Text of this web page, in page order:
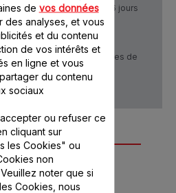
Livraison sous 5 à 6 jours
Conditions générales de
vente
de vos données
des analyses, et vous
et du contenu
de vos intérêts et
en ligne et vous
du contenu
sociaux
ou refuser ce
cliquant sur
les Cookies" ou
non
noter que si
Cookies, nous